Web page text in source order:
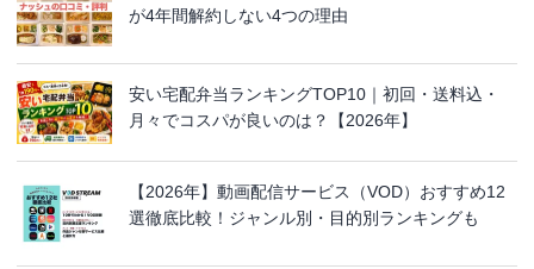
が4年間解約しない4つの理由
安い宅配弁当ランキングTOP10｜初回・送料込・
月々でコスパが良いのは？【2026年】
【2026年】動画配信サービス（VOD）おすすめ12
選徹底比較！ジャンル別・目的別ランキングも